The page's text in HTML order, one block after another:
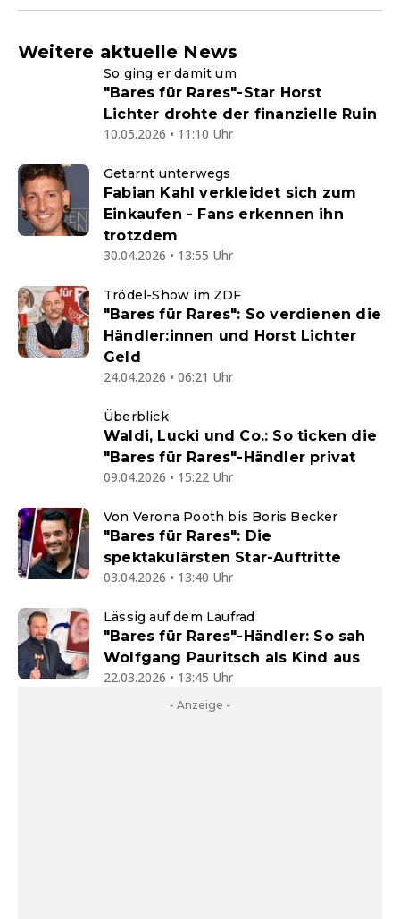
Weitere aktuelle News
So ging er damit um
"Bares für Rares"-Star Horst
Lichter drohte der finanzielle Ruin
10.05.2026 • 11:10 Uhr
Getarnt unterwegs
Fabian Kahl verkleidet sich zum
Einkaufen - Fans erkennen ihn
trotzdem
30.04.2026 • 13:55 Uhr
Trödel-Show im ZDF
"Bares für Rares": So verdienen die
Händler:innen und Horst Lichter
Geld
24.04.2026 • 06:21 Uhr
Überblick
Waldi, Lucki und Co.: So ticken die
"Bares für Rares"-Händler privat
09.04.2026 • 15:22 Uhr
Von Verona Pooth bis Boris Becker
"Bares für Rares": Die
spektakulärsten Star-Auftritte
03.04.2026 • 13:40 Uhr
Lässig auf dem Laufrad
"Bares für Rares"-Händler: So sah
Wolfgang Pauritsch als Kind aus
22.03.2026 • 13:45 Uhr
- Anzeige -